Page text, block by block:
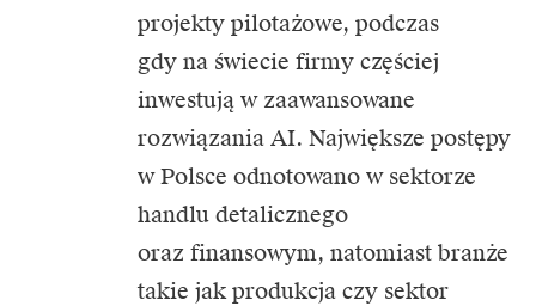
projekty pilotażowe, podczas
gdy na świecie firmy częściej
inwestują w zaawansowane
rozwiązania AI. Największe postępy
w Polsce odnotowano w sektorze
handlu detalicznego
oraz finansowym, natomiast branże
takie jak produkcja czy sektor